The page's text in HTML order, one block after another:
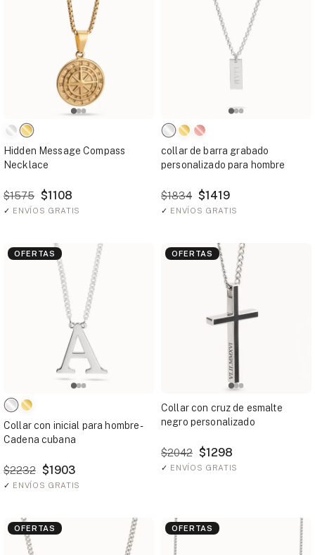
Hidden Message Compass
Necklace
$1575 $1108
✓ ENVÍOS GRATIS
collar de barra grabado
personalizado para hombre
$1834 $1419
✓ ENVÍOS GRATIS
OFERTAS
Collar con inicial para hombre -
Cadena cubana
$2232 $1903
✓ ENVÍOS GRATIS
OFERTAS
Collar con cruz de esmalte
negro personalizado
$2042 $1298
✓ ENVÍOS GRATIS
OFERTAS OFERTAS